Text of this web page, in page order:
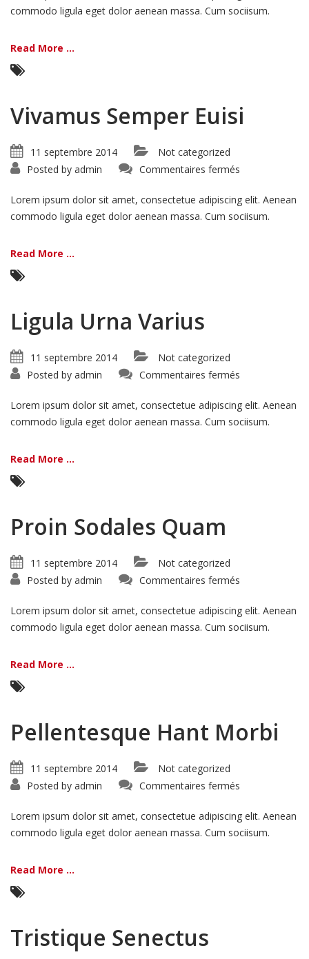
commodo ligula eget dolor aenean massa. Cum sociisum.
Read More ...
Vivamus Semper Euisi
11 septembre 2014
Not categorized
Posted by admin Commentaires fermés
Euisi
Lorem ipsum dolor sit amet, consectetue adipiscing elit. Aenean
commodo ligula eget dolor aenean massa. Cum sociisum.
Read More ...
Ligula Urna Varius
11 septembre 2014
Not categorized
Posted by admin Commentaires fermés
Varius
Lorem ipsum dolor sit amet, consectetue adipiscing elit. Aenean
commodo ligula eget dolor aenean massa. Cum sociisum.
Read More ...
Proin Sodales Quam
11 septembre 2014
Not categorized
Posted by admin Commentaires fermés
Quam
Lorem ipsum dolor sit amet, consectetue adipiscing elit. Aenean
commodo ligula eget dolor aenean massa. Cum sociisum.
Read More ...
Pellentesque Hant Morbi
11 septembre 2014
Not categorized
Posted by admin Commentaires fermés
Morbi
Lorem ipsum dolor sit amet, consectetue adipiscing elit. Aenean
commodo ligula eget dolor aenean massa. Cum sociisum.
Read More ...
Tristique Senectus